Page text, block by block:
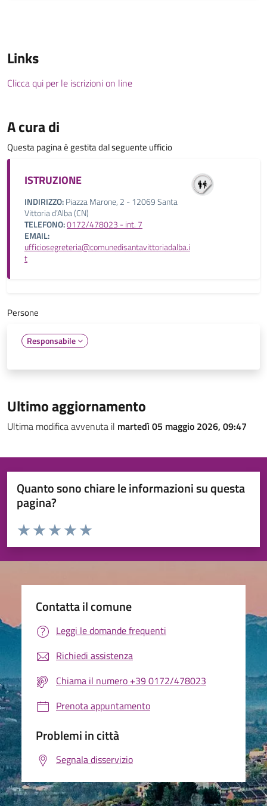
Links
Clicca qui per le iscrizioni on line
A cura di
Questa pagina è gestita dal seguente ufficio
ISTRUZIONE
INDIRIZZO:Piazza Marone, 2 - 12069 Santa
Vittoria d’Alba (CN)
TELEFONO:0172/478023 - int. 7
EMAIL:
ufficiosegreteria@comunedisantavittoriadalba.i
t
Persone
Responsabile
Ultimo aggiornamento
Ultima modifica avvenuta il martedì 05 maggio 2026, 09:47
Quanto sono chiare le informazioni su questa
pagina?
Valuta da 1 a 5 stelle la pagina
Valuta 5 stelle su 5
Valuta 4 stelle su 5
Valuta 3 stelle su 5
Valuta 2 stelle su 5
Valuta 1 stelle su 5
Contatta il comune
Leggi le domande frequenti
Richiedi assistenza
Chiama il numero +39 0172/478023
Prenota appuntamento
Problemi in città
Segnala disservizio